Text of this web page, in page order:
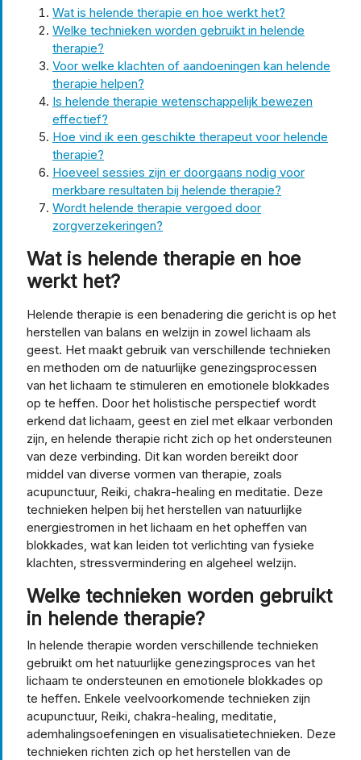
Wat is helende therapie en hoe werkt het?
Welke technieken worden gebruikt in helende
therapie?
Voor welke klachten of aandoeningen kan helende
therapie helpen?
Is helende therapie wetenschappelijk bewezen
effectief?
Hoe vind ik een geschikte therapeut voor helende
therapie?
Hoeveel sessies zijn er doorgaans nodig voor
merkbare resultaten bij helende therapie?
Wordt helende therapie vergoed door
zorgverzekeringen?
Wat is helende therapie en hoe
werkt het?
Helende therapie is een benadering die gericht is op het
herstellen van balans en welzijn in zowel lichaam als
geest. Het maakt gebruik van verschillende technieken
en methoden om de natuurlijke genezingsprocessen
van het lichaam te stimuleren en emotionele blokkades
op te heffen. Door het holistische perspectief wordt
erkend dat lichaam, geest en ziel met elkaar verbonden
zijn, en helende therapie richt zich op het ondersteunen
van deze verbinding. Dit kan worden bereikt door
middel van diverse vormen van therapie, zoals
acupunctuur, Reiki, chakra-healing en meditatie. Deze
technieken helpen bij het herstellen van natuurlijke
energiestromen in het lichaam en het opheffen van
blokkades, wat kan leiden tot verlichting van fysieke
klachten, stressvermindering en algeheel welzijn.
Welke technieken worden gebruikt
in helende therapie?
In helende therapie worden verschillende technieken
gebruikt om het natuurlijke genezingsproces van het
lichaam te ondersteunen en emotionele blokkades op
te heffen. Enkele veelvoorkomende technieken zijn
acupunctuur, Reiki, chakra-healing, meditatie,
ademhalingsoefeningen en visualisatietechnieken. Deze
technieken richten zich op het herstellen van de